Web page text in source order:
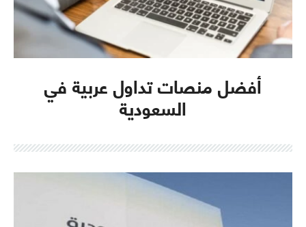
أفضل منصات تداول عربية في
السعودية